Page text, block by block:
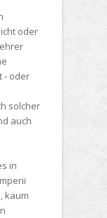
oder
- oder
solcher
auch
in
kaum